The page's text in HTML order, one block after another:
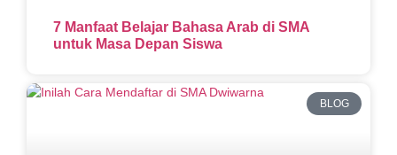
7 Manfaat Belajar Bahasa Arab di SMA
untuk Masa Depan Siswa
BLOG